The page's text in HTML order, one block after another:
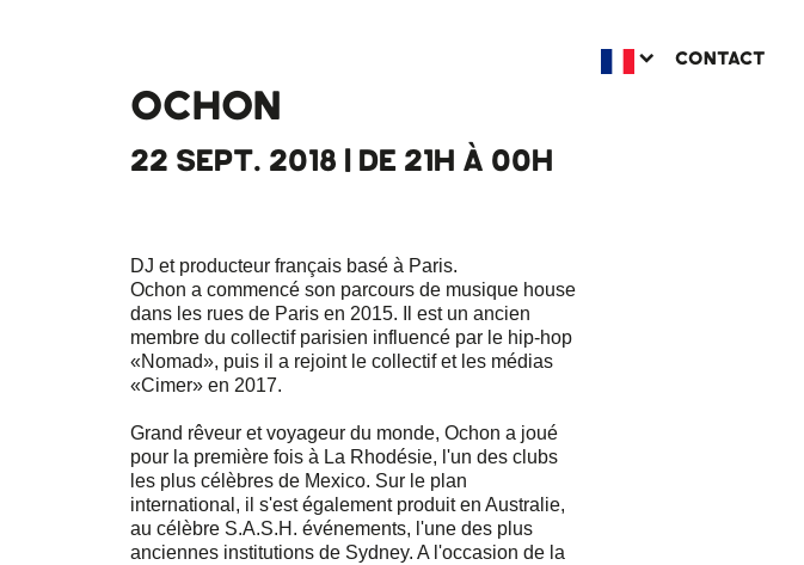
CONTACT
OCHON
22 SEPT. 2018 | DE 21H À 00H
DJ et producteur français basé à Paris.
Ochon a commencé son parcours de musique house
dans les rues de Paris en 2015. Il est un ancien
membre du collectif parisien influencé par le hip-hop
«Nomad», puis il a rejoint le collectif et les médias
«Cimer» en 2017.
Grand rêveur et voyageur du monde, Ochon a joué
pour la première fois à La Rhodésie, l'un des clubs
les plus célèbres de Mexico. Sur le plan
international, il s'est également produit en Australie,
au célèbre S.A.S.H. événements, l'une des plus
anciennes institutions de Sydney. A l'occasion de la